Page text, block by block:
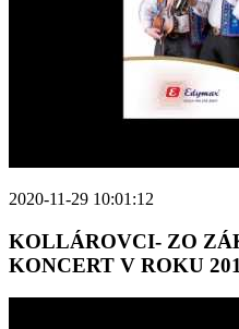
2020-11-29 10:01:12
KOLLÁROVCI- ZO
KONCERT V ROKU